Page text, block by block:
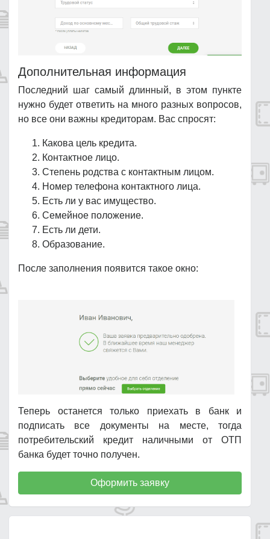
Дополнительная информация
Последний шаг самый длинный, в этом пункте
нужно будет ответить на много разных вопросов,
но все они важны кредиторам. Вас спросят:
Какова цель кредита.
Контактное лицо.
Степень родства с контактным лицом.
Номер телефона контактного лица.
Есть ли у вас имущество.
Семейное положение.
Есть ли дети.
Образование.
После заполнения появится такое окно:
Теперь останется только приехать в банк и
подписать все документы на месте, тогда
потребительский кредит наличными от ОТП
банка будет точно получен.
Оформить заявку